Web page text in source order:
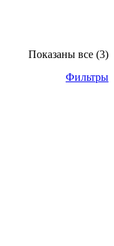
Показаны все (3)
Фильтры